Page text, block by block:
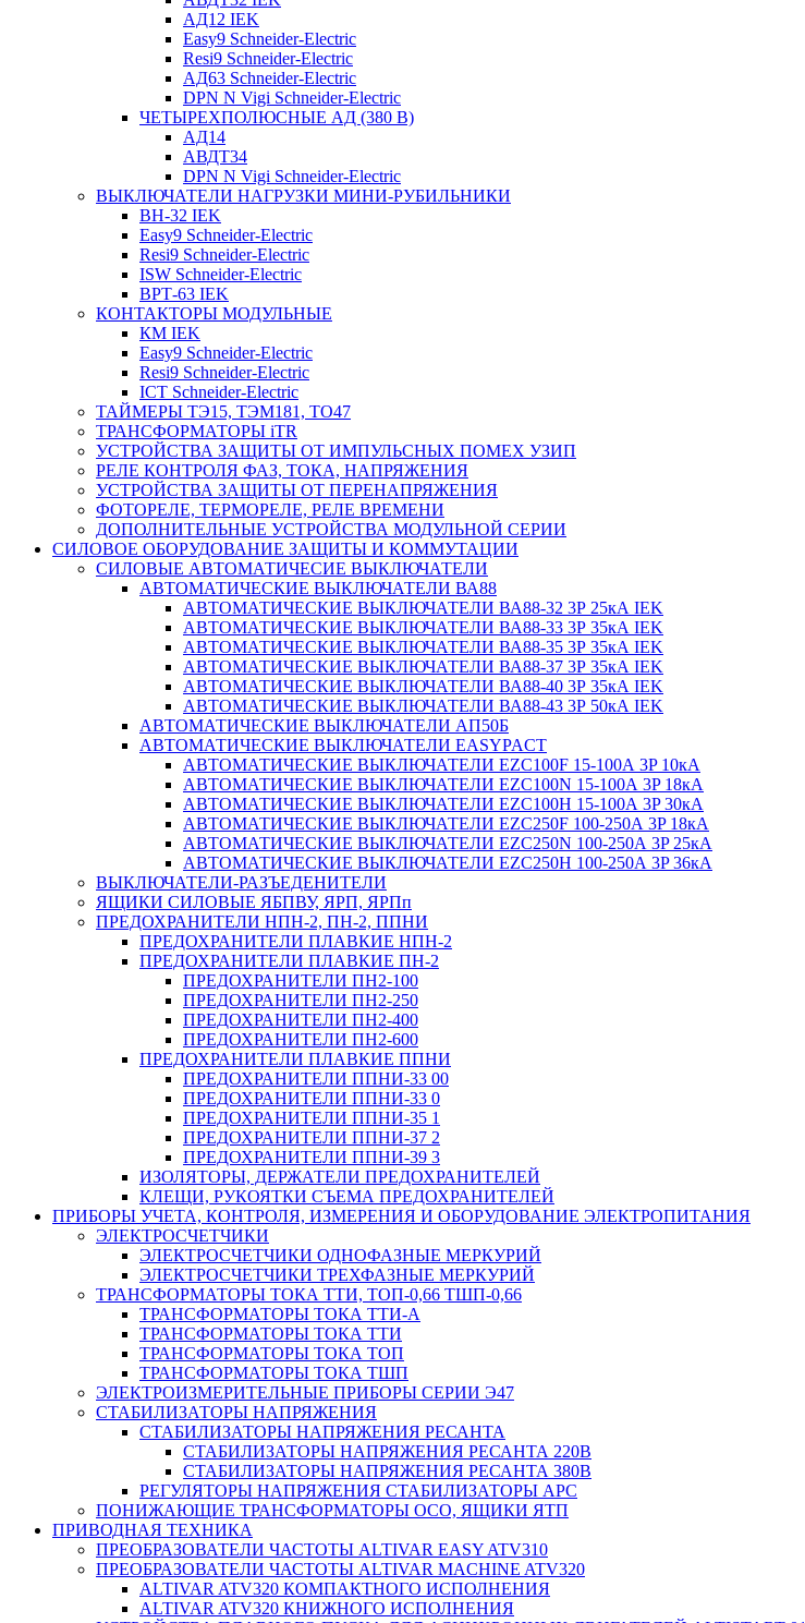
АД12 IEK
Easy9 Schneider-Electric
Resi9 Schneider-Electric
АД63 Schneider-Electric
DPN N Vigi Schneider-Electric
ЧЕТЫРЕХПОЛЮСНЫЕ АД (380 В)
АД14
АВДТ34
DPN N Vigi Schneider-Electric
ВЫКЛЮЧАТЕЛИ НАГРУЗКИ МИНИ-РУБИЛЬНИКИ
ВН-32 IEK
Easy9 Schneider-Electric
Resi9 Schneider-Electric
ISW Schneider-Electric
ВРТ-63 IEK
КОНТАКТОРЫ МОДУЛЬНЫЕ
КМ IEK
Easy9 Schneider-Electric
Resi9 Schneider-Electric
ICT Schneider-Electric
ТАЙМЕРЫ ТЭ15, ТЭМ181, ТО47
ТРАНСФОРМАТОРЫ iTR
УСТРОЙСТВА ЗАЩИТЫ ОТ ИМПУЛЬСНЫХ ПОМЕХ УЗИП
РЕЛЕ КОНТРОЛЯ ФАЗ, ТОКА, НАПРЯЖЕНИЯ
УСТРОЙСТВА ЗАЩИТЫ ОТ ПЕРЕНАПРЯЖЕНИЯ
ФОТОРЕЛЕ, ТЕРМОРЕЛЕ, РЕЛЕ ВРЕМЕНИ
ДОПОЛНИТЕЛЬНЫЕ УСТРОЙСТВА МОДУЛЬНОЙ СЕРИИ
СИЛОВОЕ ОБОРУДОВАНИЕ ЗАЩИТЫ И КОММУТАЦИИ
СИЛОВЫЕ АВТОМАТИЧЕСИЕ ВЫКЛЮЧАТЕЛИ
АВТОМАТИЧЕСКИЕ ВЫКЛЮЧАТЕЛИ ВА88
АВТОМАТИЧЕСКИЕ ВЫКЛЮЧАТЕЛИ ВА88-32 3Р 25кА IEK
АВТОМАТИЧЕСКИЕ ВЫКЛЮЧАТЕЛИ ВА88-33 3Р 35кА IEK
АВТОМАТИЧЕСКИЕ ВЫКЛЮЧАТЕЛИ ВА88-35 3Р 35кА IEK
АВТОМАТИЧЕСКИЕ ВЫКЛЮЧАТЕЛИ ВА88-37 3Р 35кА IEK
АВТОМАТИЧЕСКИЕ ВЫКЛЮЧАТЕЛИ ВА88-40 3Р 35кА IEK
АВТОМАТИЧЕСКИЕ ВЫКЛЮЧАТЕЛИ ВА88-43 3Р 50кА IEK
АВТОМАТИЧЕСКИЕ ВЫКЛЮЧАТЕЛИ АП50Б
АВТОМАТИЧЕСКИЕ ВЫКЛЮЧАТЕЛИ EASYPACT
АВТОМАТИЧЕСКИЕ ВЫКЛЮЧАТЕЛИ EZC100F 15-100А 3P 10кА
АВТОМАТИЧЕСКИЕ ВЫКЛЮЧАТЕЛИ EZC100N 15-100А 3P 18кА
АВТОМАТИЧЕСКИЕ ВЫКЛЮЧАТЕЛИ EZC100H 15-100А 3P 30кА
АВТОМАТИЧЕСКИЕ ВЫКЛЮЧАТЕЛИ EZC250F 100-250А 3P 18кА
АВТОМАТИЧЕСКИЕ ВЫКЛЮЧАТЕЛИ EZC250N 100-250А 3P 25кА
АВТОМАТИЧЕСКИЕ ВЫКЛЮЧАТЕЛИ EZC250H 100-250А 3P 36кА
ВЫКЛЮЧАТЕЛИ-РАЗЪЕДЕНИТЕЛИ
ЯЩИКИ СИЛОВЫЕ ЯБПВУ, ЯРП, ЯРПп
ПРЕДОХРАНИТЕЛИ НПН-2, ПН-2, ППНИ
ПРЕДОХРАНИТЕЛИ ПЛАВКИЕ НПН-2
ПРЕДОХРАНИТЕЛИ ПЛАВКИЕ ПН-2
ПРЕДОХРАНИТЕЛИ ПН2-100
ПРЕДОХРАНИТЕЛИ ПН2-250
ПРЕДОХРАНИТЕЛИ ПН2-400
ПРЕДОХРАНИТЕЛИ ПН2-600
ПРЕДОХРАНИТЕЛИ ПЛАВКИЕ ППНИ
ПРЕДОХРАНИТЕЛИ ППНИ-33 00
ПРЕДОХРАНИТЕЛИ ППНИ-33 0
ПРЕДОХРАНИТЕЛИ ППНИ-35 1
ПРЕДОХРАНИТЕЛИ ППНИ-37 2
ПРЕДОХРАНИТЕЛИ ППНИ-39 3
ИЗОЛЯТОРЫ, ДЕРЖАТЕЛИ ПРЕДОХРАНИТЕЛЕЙ
КЛЕЩИ, РУКОЯТКИ СЪЕМА ПРЕДОХРАНИТЕЛЕЙ
ПРИБОРЫ УЧЕТА, КОНТРОЛЯ, ИЗМЕРЕНИЯ И ОБОРУДОВАНИЕ ЭЛЕКТРОПИТАНИЯ
ЭЛЕКТРОСЧЕТЧИКИ
ЭЛЕКТРОСЧЕТЧИКИ ОДНОФАЗНЫЕ МЕРКУРИЙ
ЭЛЕКТРОСЧЕТЧИКИ ТРЕХФАЗНЫЕ МЕРКУРИЙ
ТРАНСФОРМАТОРЫ ТОКА ТТИ, ТОП-0,66 ТШП-0,66
ТРАНСФОРМАТОРЫ ТОКА ТТИ-А
ТРАНСФОРМАТОРЫ ТОКА ТТИ
ТРАНСФОРМАТОРЫ ТОКА ТОП
ТРАНСФОРМАТОРЫ ТОКА ТШП
ЭЛЕКТРОИЗМЕРИТЕЛЬНЫЕ ПРИБОРЫ СЕРИИ Э47
СТАБИЛИЗАТОРЫ НАПРЯЖЕНИЯ
СТАБИЛИЗАТОРЫ НАПРЯЖЕНИЯ РЕСАНТА
СТАБИЛИЗАТОРЫ НАПРЯЖЕНИЯ РЕСАНТА 220В
СТАБИЛИЗАТОРЫ НАПРЯЖЕНИЯ РЕСАНТА 380В
РЕГУЛЯТОРЫ НАПРЯЖЕНИЯ СТАБИЛИЗАТОРЫ APC
ПОНИЖАЮЩИЕ ТРАНСФОРМАТОРЫ ОСО, ЯЩИКИ ЯТП
ПРИВОДНАЯ ТЕХНИКА
ПРЕОБРАЗОВАТЕЛИ ЧАСТОТЫ ALTIVAR EASY ATV310
ПРЕОБРАЗОВАТЕЛИ ЧАСТОТЫ ALTIVAR MACHINE ATV320
ALTIVAR ATV320 КОМПАКТНОГО ИСПОЛНЕНИЯ
ALTIVAR ATV320 КНИЖНОГО ИСПОЛНЕНИЯ